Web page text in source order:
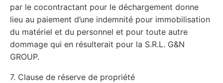
par le cocontractant pour le déchargement donne
lieu au paiement d’une indemnité pour immobilisation
du matériel et du personnel et pour toute autre
dommage qui en résulterait pour la S.R.L. G&N
GROUP.
7. Clause de réserve de propriété